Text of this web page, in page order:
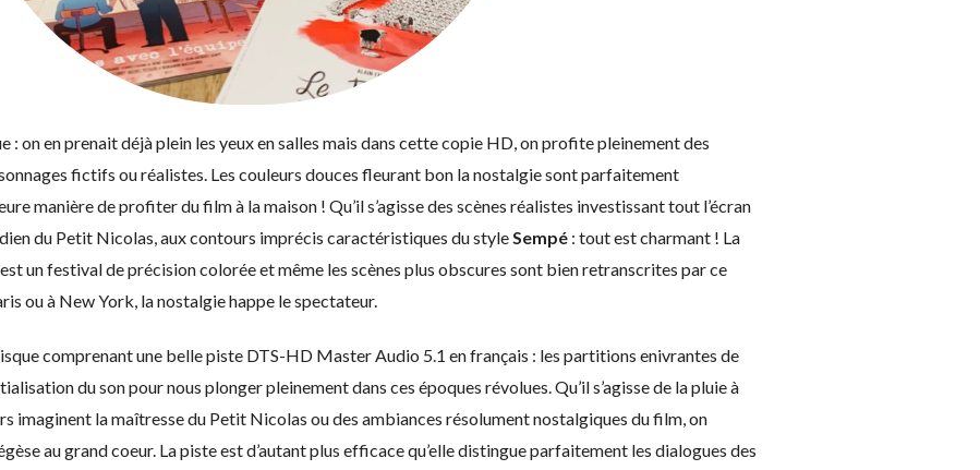
: on en prenait déjà plein les yeux en salles mais dans cette copie HD, on profite pleinement des
fictifs ou réalistes. Les couleurs douces fleurant bon la nostalgie sont parfaitement
manière de profiter du film à la maison ! Qu’il s’agisse des scènes réalistes investissant tout l’écran
du Petit Nicolas, aux contours imprécis caractéristiques du styleSempé : tout est charmant ! La
est un festival de précision colorée et même les scènes plus obscures sont bien retranscrites par ce
ou à New York, la nostalgie happe le spectateur.
comprenant une belle piste DTS-HD Master Audio 5.1 en français : les partitions enivrantes de
du son pour nous plonger pleinement dans ces époques révolues. Qu’il s’agisse de la pluie à
imaginent la maîtresse du Petit Nicolas ou des ambiances résolument nostalgiques du film, on
au grand coeur. La piste est d’autant plus efficace qu’elle distingue parfaitement les dialogues des